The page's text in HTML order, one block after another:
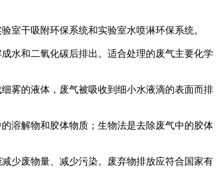
室干吸附环保系统和实验室水喷淋环保系统。
水和二氧化碳后排出。适合处理的废气主要化学
雾的液体，废气被吸收到细小水液滴的表面而排
溶解物和胶体物质；生物法是去除废气中的胶体
少废物量、减少污染。废弃物排放应符合国家有